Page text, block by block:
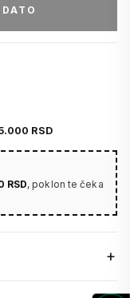
RSD
RSD, poklon te čeka